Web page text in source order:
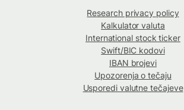
Research privacy policy
Kalkulator valuta
International stock ticker
Swift/BIC kodovi
IBAN brojevi
Upozorenja o tečaju
Usporedi valutne tečajeve